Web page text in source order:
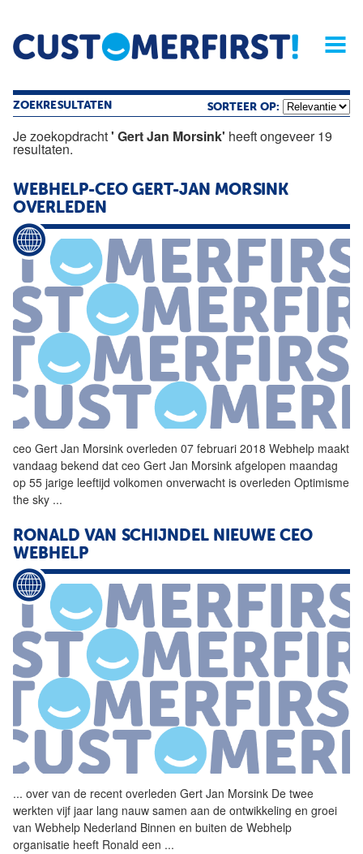
Home Opinie Archief
Magazine
ZOEKRESULTATEN SORTEER OP:
Je zoekopdracht' Gert Jan Morsink' heeft ongeveer 19
resultaten.
WEBHELP-CEO GERT-JAN MORSINK
OVERLEDEN
ceo Gert Jan Morsink overleden 07 februari 2018 Webhelp maakt
vandaag bekend dat ceo Gert Jan Morsink afgelopen maandag
op 55 jarige leeftijd volkomen onverwacht is overleden Optimisme
the sky ...
RONALD VAN SCHIJNDEL NIEUWE CEO
WEBHELP
... over van de recent overleden Gert Jan Morsink De twee
werkten vijf jaar lang nauw samen aan de ontwikkeling en groei
van Webhelp Nederland Binnen en buiten de Webhelp
organisatie heeft Ronald een ...